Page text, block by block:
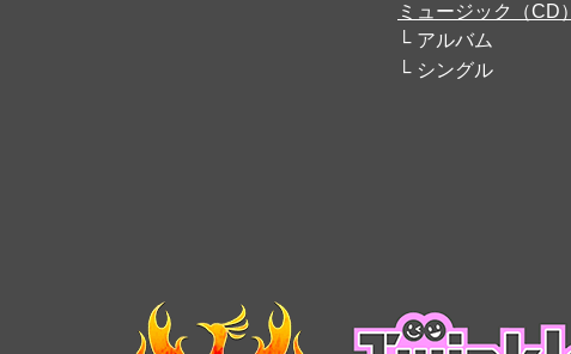
ミュージック（CD）
アルバム
シングル